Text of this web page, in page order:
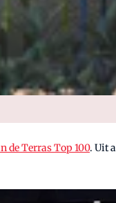
de Terras Top 100. Uit